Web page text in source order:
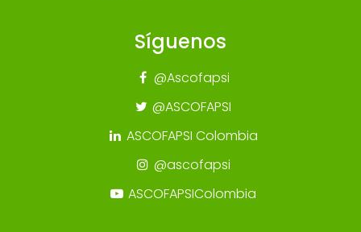
Síguenos
@Ascofapsi
@ASCOFAPSI
ASCOFAPSI Colombia
@ascofapsi
ASCOFAPSIColombia